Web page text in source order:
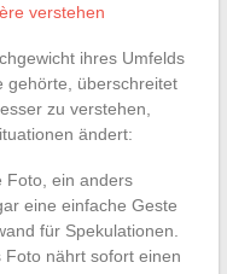
verstehen
ihres Umfelds
gehörte, überschreitet
zu verstehen,
ändert:
Foto, ein anders
eine einfache Geste
für Spekulationen.
nährt sofort einen